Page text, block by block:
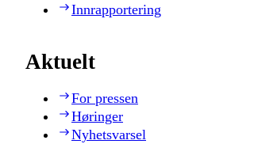
Innrapportering
Aktuelt
For pressen
Høringer
Nyhetsvarsel